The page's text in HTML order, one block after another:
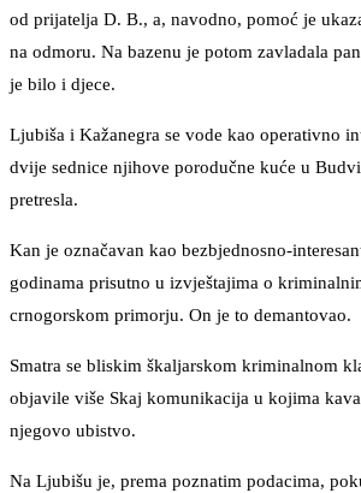
od prijatelja D. B., a, navodno, pomoć je
na odmoru. Na bazenu je potom zavladala
je bilo i djece.
Ljubiša i Kažanegra se vode kao operativno
dvije sednice njihove porodučne kuće u
pretresla.
Kan je označavan kao bezbjednosno-
godinama prisutno u izvještajima o
crnogorskom primorju. On je to demantovao.
Smatra se bliskim škaljarskom kriminalnom
objavile više Skaj komunikacija u kojima
njegovo ubistvo.
Na Ljubišu je, prema poznatim podacima,